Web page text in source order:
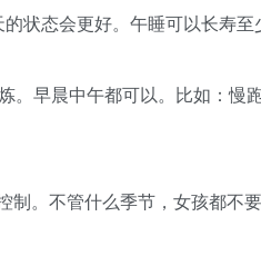
状态会更好。午睡可以长寿至
早晨中午都可以。比如：慢跑
制。不管什么季节，女孩都不